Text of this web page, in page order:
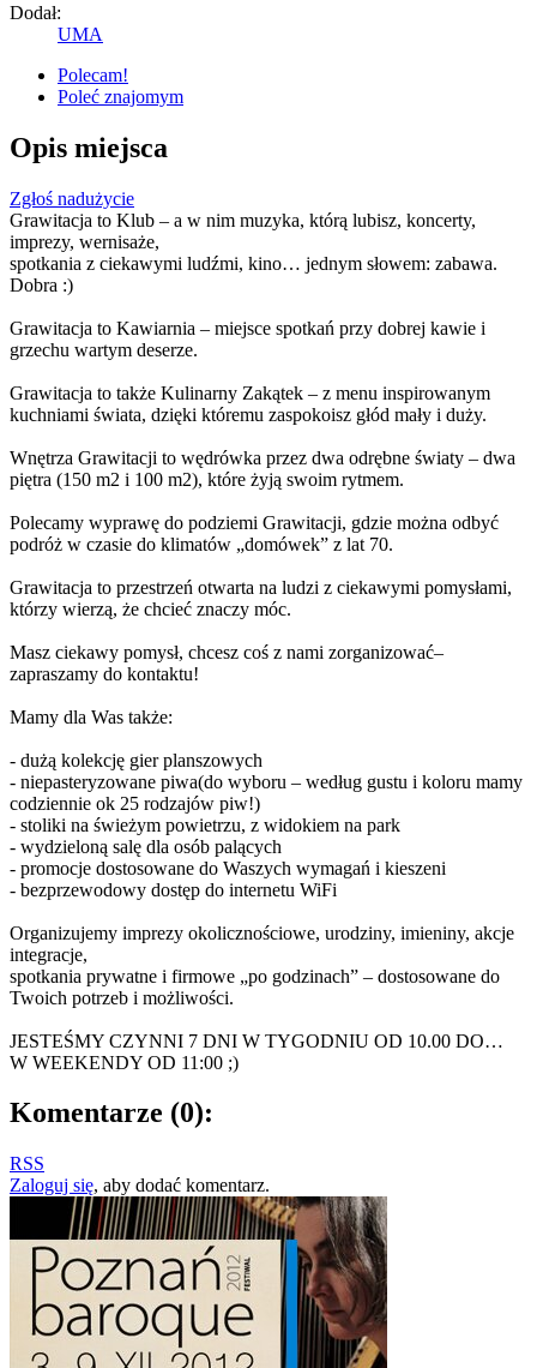
Dodał:
UMA
Polecam!
Poleć znajomym
Opis miejsca
Zgłoś nadużycie
Grawitacja to Klub – a w nim muzyka, którą lubisz, koncerty,
imprezy, wernisaże,
spotkania z ciekawymi ludźmi, kino… jednym słowem: zabawa.
Dobra :)
Grawitacja to Kawiarnia – miejsce spotkań przy dobrej kawie i
grzechu wartym deserze.
Grawitacja to także Kulinarny Zakątek – z menu inspirowanym
kuchniami świata, dzięki któremu zaspokoisz głód mały i duży.
Wnętrza Grawitacji to wędrówka przez dwa odrębne światy – dwa
piętra (150 m2 i 100 m2), które żyją swoim rytmem.
Polecamy wyprawę do podziemi Grawitacji, gdzie można odbyć
podróż w czasie do klimatów „domówek” z lat 70.
Grawitacja to przestrzeń otwarta na ludzi z ciekawymi pomysłami,
którzy wierzą, że chcieć znaczy móc.
Masz ciekawy pomysł, chcesz coś z nami zorganizować–
zapraszamy do kontaktu!
Mamy dla Was także:
- dużą kolekcję gier planszowych
- niepasteryzowane piwa(do wyboru – według gustu i koloru mamy
codziennie ok 25 rodzajów piw!)
- stoliki na świeżym powietrzu, z widokiem na park
- wydzieloną salę dla osób palących
- promocje dostosowane do Waszych wymagań i kieszeni
- bezprzewodowy dostęp do internetu WiFi
Organizujemy imprezy okolicznościowe, urodziny, imieniny, akcje
integracje,
spotkania prywatne i firmowe „po godzinach” – dostosowane do
Twoich potrzeb i możliwości.
JESTEŚMY CZYNNI 7 DNI W TYGODNIU OD 10.00 DO…
W WEEKENDY OD 11:00 ;)
Komentarze (0):
RSS
Zaloguj się, aby dodać komentarz.